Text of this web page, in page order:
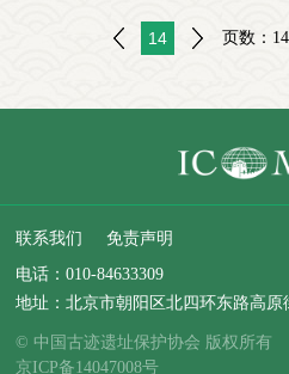
不断创新科学方法，进一步提高
和存在状况的改变。这种干预应
值和历史信息的损失，实现建筑
追求所谓“金碧辉煌”“盛世再现”
错误做法。要根据建筑遗产出现
当的保护方式和技术。能够小修
修；越是重要的建筑遗产，越要
性保护，贯彻养护为主，辅以必
第二的遗产大国，并保持了连续
遗没有成功的国家、名录上缺少
的压力也越来越大。作为刚性任
志提出要求，要求进一步学好专
领域的各种知识；尽快完成从学
者到工作者，从接受者到给予者
准，实现自己的理想。童明康同
14 页数：
联系我们
免责声明
电话：010-84633309
地址：北京市朝阳区北四环东路高原
© 中国古迹遗址保护协会 版权所有
京ICP备14047008号